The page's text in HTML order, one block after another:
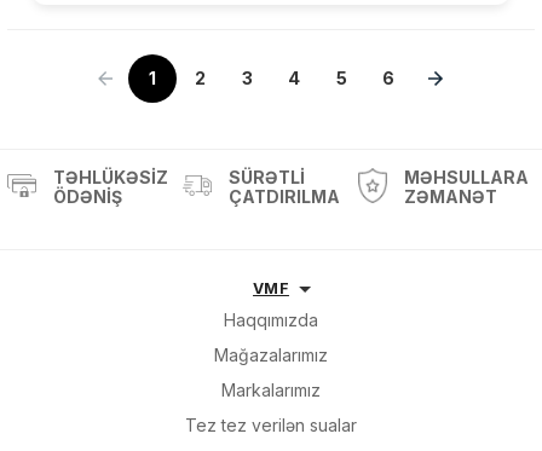
1 2 3 4 5 6
TƏHLÜKƏSIZ
ÖDƏNIŞ
SÜRƏTLI
ÇATDIRILMA
MƏHSULLARA
ZƏMANƏT
VMF
Haqqımızda
Mağazalarımız
Markalarımız
Tez tez verilən sualar